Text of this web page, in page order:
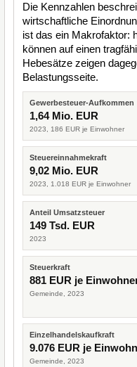
Die Kennzahlen
wirtschaftliche
ist das ein Makrofaktor:
können auf einen
Hebesätze zeigen
Belastungsseite.
Gewerbesteuer-Aufkommen
1,64 Mio. EUR
2023, 186 EUR je Einwohner
Steuereinnahmekraft
9,02 Mio. EUR
2023, 1.018 EUR je Einwohner
Anteil Umsatzsteuer
149 Tsd. EUR
2023
Steuerkraft
881 EUR je
Gemeinde, 2023
Einzelhandelskaufkraft
9.076 EUR je
Gemeinde, 2023